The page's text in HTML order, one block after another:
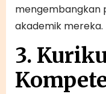
mengembangkan
akademik mereka.
3.